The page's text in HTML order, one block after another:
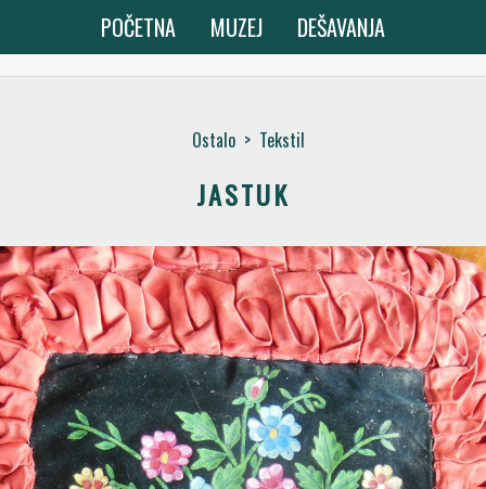
POČETNA MUZEJ DEŠAVANJA
Ostalo > Tekstil
JASTUK